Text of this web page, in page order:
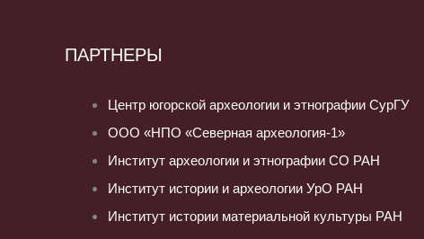
ПАРТНЕРЫ
Центр югорской археологии и этнографии СурГУ
ООО «НПО «Северная археология-1»
Институт археологии и этнографии СО РАН
Институт истории и археологии УрО РАН
Институт истории материальной культуры РАН